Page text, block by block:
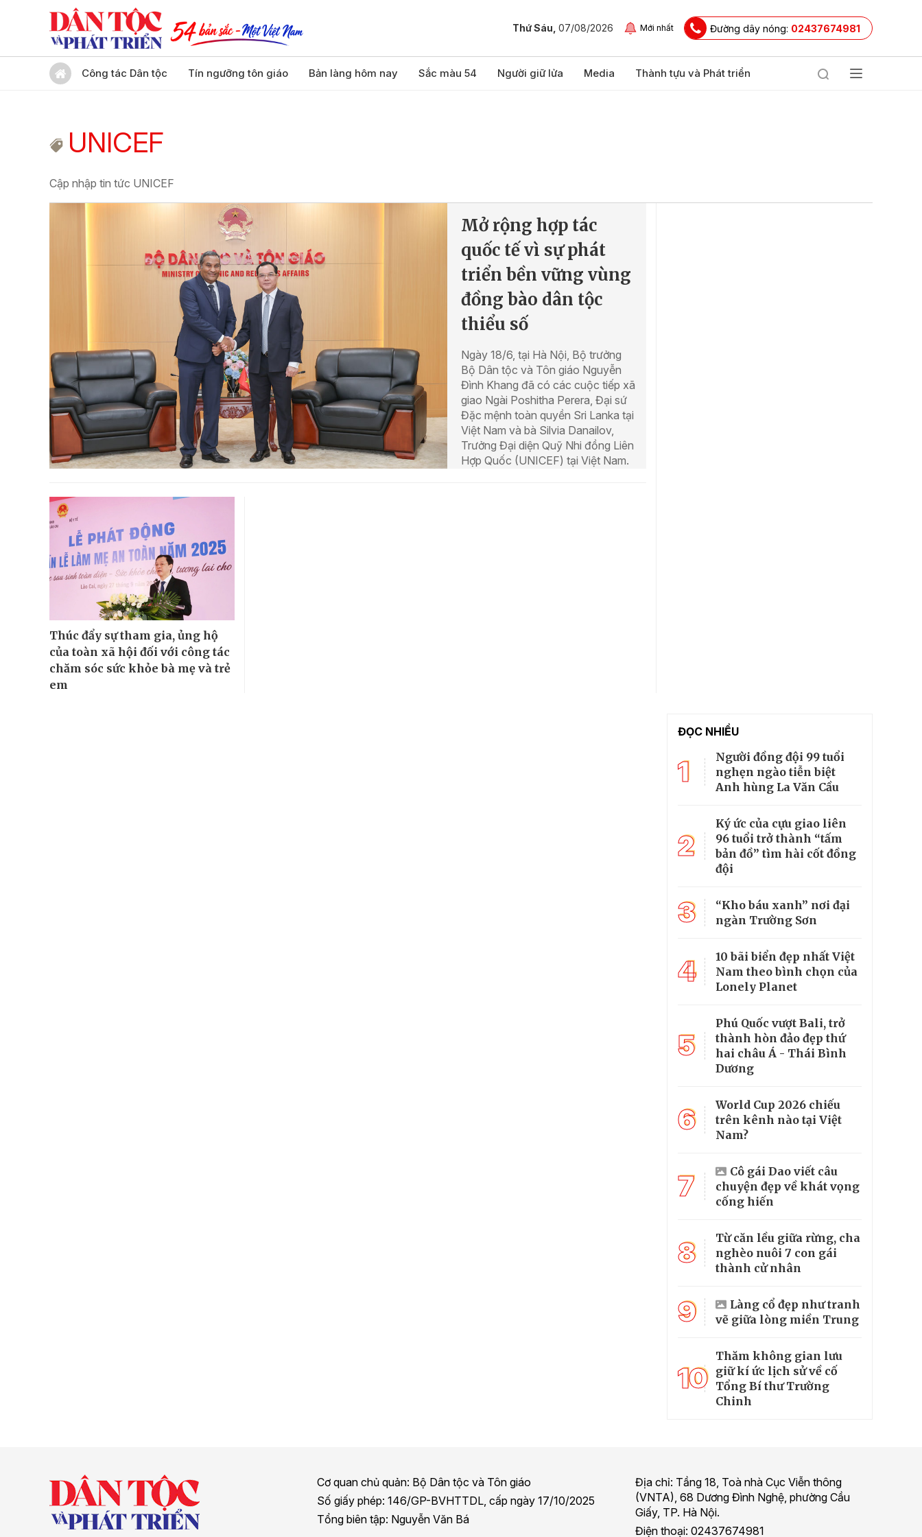
Thứ Sáu, 07/08/2026 Mới nhất Đường dây nóng: 02437674981
Công tác Dân tộc Tín ngưỡng tôn giáo Bản làng hôm nay Sắc màu 54 Người giữ lửa Media Thành tựu và Phát triển
UNICEF
Cập nhập tin tức UNICEF
Mở rộng hợp tác
quốc tế vì sự phát
triển bền vững vùng
đồng bào dân tộc
thiểu số
Ngày 18/6, tại Hà Nội, Bộ trưởng
Bộ Dân tộc và Tôn giáo Nguyễn
Đình Khang đã có các cuộc tiếp xã
giao Ngài Poshitha Perera, Đại sứ
Đặc mệnh toàn quyền Sri Lanka tại
Việt Nam và bà Silvia Danailov,
Trưởng Đại diện Quỹ Nhi đồng Liên
Hợp Quốc (UNICEF) tại Việt Nam.
Thúc đẩy sự tham gia, ủng hộ
của toàn xã hội đối với công tác
chăm sóc sức khỏe bà mẹ và trẻ
em
ĐỌC NHIỀU
1
Người đồng đội 99 tuổi
nghẹn ngào tiễn biệt
Anh hùng La Văn Cầu
2
Ký ức của cựu giao liên
96 tuổi trở thành “tấm
bản đồ” tìm hài cốt đồng
đội
3
“Kho báu xanh” nơi đại
ngàn Trường Sơn
4
10 bãi biển đẹp nhất Việt
Nam theo bình chọn của
Lonely Planet
5
Phú Quốc vượt Bali, trở
thành hòn đảo đẹp thứ
hai châu Á - Thái Bình
Dương
6
World Cup 2026 chiếu
trên kênh nào tại Việt
Nam?
7
Cô gái Dao viết câu
chuyện đẹp về khát vọng
cống hiến
8
Từ căn lều giữa rừng, cha
nghèo nuôi 7 con gái
thành cử nhân
9
Làng cổ đẹp như tranh
vẽ giữa lòng miền Trung
10
Thăm không gian lưu
giữ kí ức lịch sử về cố
Tổng Bí thư Trường
Chinh
Cơ quan chủ quản: Bộ Dân tộc và Tôn giáo
Số giấy phép: 146/GP-BVHTTDL, cấp ngày 17/10/2025
Tổng biên tập: Nguyễn Văn Bá
Địa chỉ: Tầng 18, Toà nhà Cục Viễn thông
(VNTA), 68 Dương Đình Nghệ, phường Cầu
Giấy, TP. Hà Nội.
Điện thoại: 02437674981